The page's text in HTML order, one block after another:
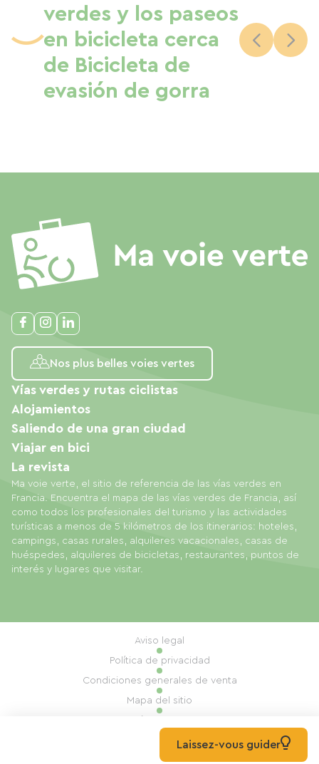
verdes y los paseos
en bicicleta cerca
de Bicicleta de
evasión de gorra
Nos plus belles voies vertes
Ma voie verte, el sitio de referencia de las vías verdes en
Francia. Encuentra el mapa de las vías verdes de Francia, así
como todos los profesionales del turismo y las actividades
turísticas a menos de 5 kilómetros de los itinerarios: hoteles,
campings, casas rurales, alquileres vacacionales, casas de
huéspedes, alquileres de bicicletas, restaurantes, puntos de
interés y lugares que visitar.
Vías verdes y rutas ciclistas
Alojamientos
Saliendo de una gran ciudad
Viajar en bici
La revista
© 2026 Ma Voie Verte Todos los derechos reservados
Aviso legal
Política de privacidad
Condiciones generales de venta
Mapa del sitio
Realización: Mill, PrivasLaissez-vous guider